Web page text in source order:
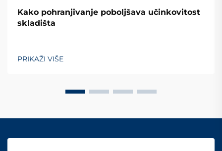
Kako pohranjivanje poboljšava učinkovitost
skladišta
PRIKAŽI VIŠE